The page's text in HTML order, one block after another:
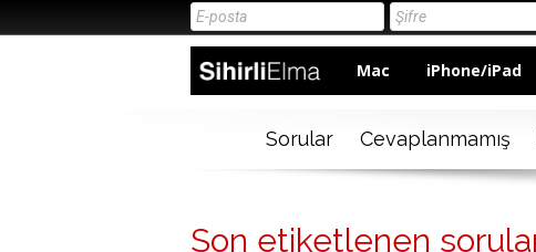
Mac iPhone/iPad
Sorular Cevaplanmamış
Son etiketlenen